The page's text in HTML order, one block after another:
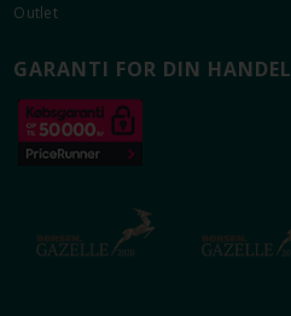
Outlet
GARANTI FOR DIN HANDEL